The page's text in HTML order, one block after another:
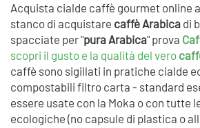
Acquista cialde caffè gourmet online
stanco di acquistare caffè Arabica di
spacciate per "pura Arabica" prova
scopri il gusto e la qualità del vero
caffè sono sigillati in pratiche cialde
compostabili filtro carta - standard
essere usate con la Moka o con tutte
ecologiche (no capsule di plastica o